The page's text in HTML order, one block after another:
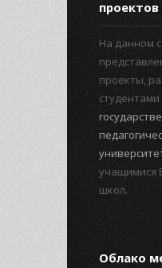
проектов
На данном
проекты,
студентами
учащимися
школ.
Облако